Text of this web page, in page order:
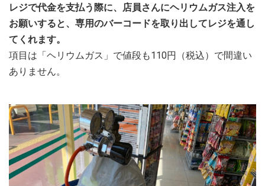
レジで代金を支払う際に、店員さんにヘリウムガス注入を
お願いすると、専用のバーコードを取り出してレジを通し
てくれます。
項目は「ヘリウムガス」で値段も110円（税込）で間違い
ありません。